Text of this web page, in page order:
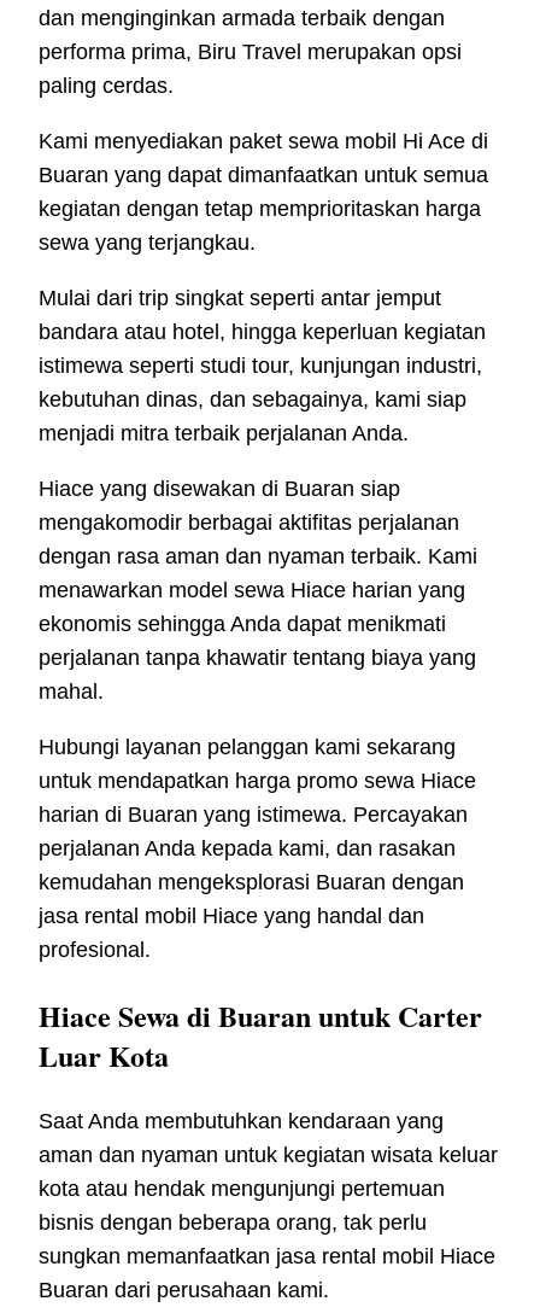
dan menginginkan armada terbaik dengan
performa prima, Biru Travel merupakan opsi
paling cerdas.
Kami menyediakan paket sewa mobil Hi Ace di
Buaran yang dapat dimanfaatkan untuk semua
kegiatan dengan tetap memprioritaskan harga
sewa yang terjangkau.
Mulai dari trip singkat seperti antar jemput
bandara atau hotel, hingga keperluan kegiatan
istimewa seperti studi tour, kunjungan industri,
kebutuhan dinas, dan sebagainya, kami siap
menjadi mitra terbaik perjalanan Anda.
Hiace yang disewakan di Buaran siap
mengakomodir berbagai aktifitas perjalanan
dengan rasa aman dan nyaman terbaik. Kami
menawarkan model sewa Hiace harian yang
ekonomis sehingga Anda dapat menikmati
perjalanan tanpa khawatir tentang biaya yang
mahal.
Hubungi layanan pelanggan kami sekarang
untuk mendapatkan harga promo sewa Hiace
harian di Buaran yang istimewa. Percayakan
perjalanan Anda kepada kami, dan rasakan
kemudahan mengeksplorasi Buaran dengan
jasa rental mobil Hiace yang handal dan
profesional.
Hiace Sewa di Buaran untuk Carter
Luar Kota
Saat Anda membutuhkan kendaraan yang
aman dan nyaman untuk kegiatan wisata keluar
kota atau hendak mengunjungi pertemuan
bisnis dengan beberapa orang, tak perlu
sungkan memanfaatkan jasa rental mobil Hiace
Buaran dari perusahaan kami.